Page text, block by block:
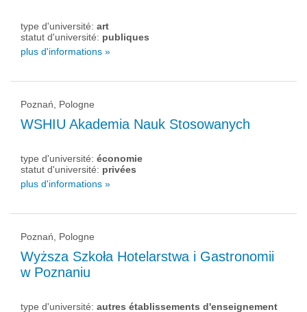
type d'université: art
statut d'université: publiques
plus d'informations »
Poznań, Pologne
WSHIU Akademia Nauk Stosowanych
type d'université: économie
statut d'université: privées
plus d'informations »
Poznań, Pologne
Wyższa Szkoła Hotelarstwa i Gastronomii
w Poznaniu
type d'université: autres établissements d'enseignement